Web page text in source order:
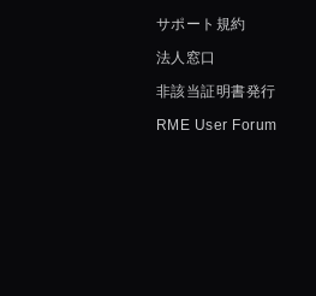
サポート規約
法人窓口
非該当証明書発行
RME User Forum